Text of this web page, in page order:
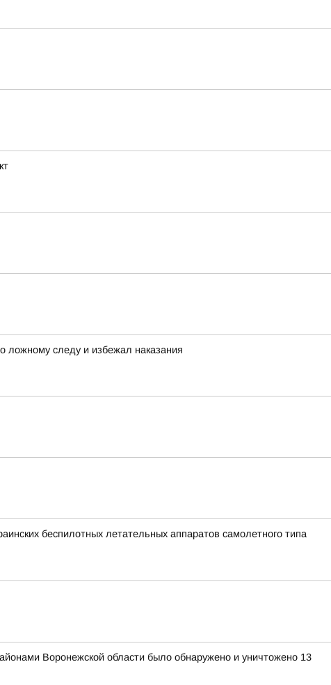
ложному следу и избежал наказания
беспилотных летательных аппаратов самолетного типа
Воронежской области было обнаружено и уничтожено 13